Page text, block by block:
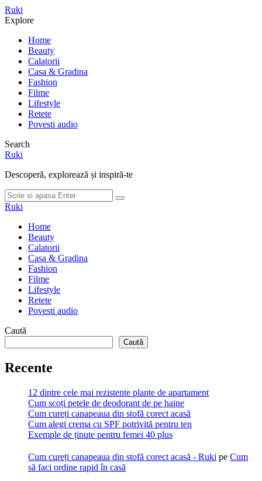
Meniu
Ruki
Cauta
Explore
Home
Beauty
Calatorii
Casa & Gradina
Fashion
Filme
Lifestyle
Retete
Povesti audio
Search
Ruki
Descoperă, explorează și inspiră-te
Cauta
dupa:
Cauta
Ruki
Home
Beauty
Calatorii
Casa & Gradina
Fashion
Filme
Lifestyle
Retete
Povesti audio
Caută
Caută
Recente
12 dintre cele mai rezistente plante de apartament
Cum scoți petele de deodorant de pe haine
Cum cureți canapeaua din stofă corect acasă
Cum alegi crema cu SPF potrivită pentru ten
Exemple de ținute pentru femei 40 plus
Cum cureți canapeaua din stofă corect acasă - Ruki pe Cum
să faci ordine rapid în casă